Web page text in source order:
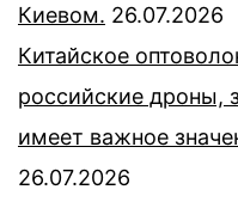
Киевом. 26.07.2026
Китайское
российские дроны,
имеет важное
26.07.2026